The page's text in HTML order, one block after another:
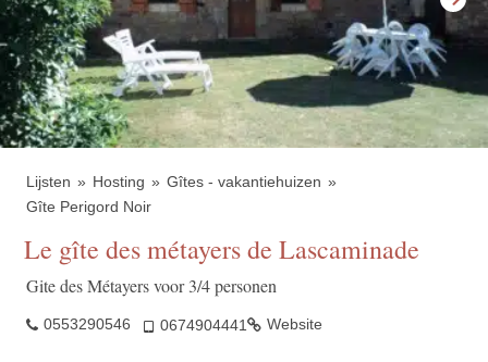
Lijsten Hosting
Gîtes - vakantiehuizen
Gîte Perigord Noir
Le gîte des métayers de Lascaminade
Gite des Métayers voor 3/4 personen
0553290546 0674904441 Website